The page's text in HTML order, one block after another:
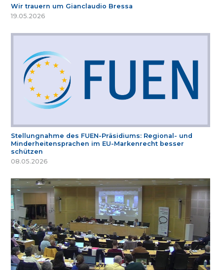
Wir trauern um Gianclaudio Bressa
19.05.2026
Stellungnahme des FUEN-Präsidiums: Regional- und
Minderheitensprachen im EU-Markenrecht besser
schützen
08.05.2026